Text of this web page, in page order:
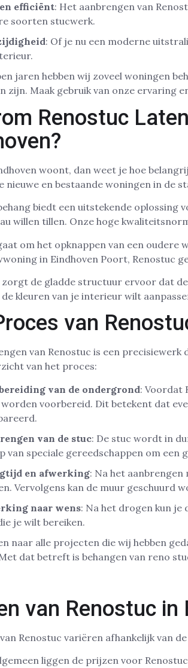
efficiënt: Het aanbrengen van
soorten stucwerk.
: Of je nu een moderne
jaren hebben wij zoveel woningen
zijn. Maak gebruik van onze ervaring
Renostuc
woont, dan weet je hoe
nieuwe en bestaande woningen in de
biedt een uitstekende oplossing
willen tillen. Onze hoge
om het opknappen van een oudere
in Eindhoven Poort, Renostuc
zorgt de gladde structuur ervoor dat
kleuren van je interieur wilt
van
van Renostuc is een
van het proces:
van de ondergrond: Voordat
voorbereid. Dit betekent dat
van de stuc: De stuc wordt in
van speciale gereedschappen om
en afwerking: Na het
Vervolgens kan de muur geschuurd
naar wens: Na het drogen kun je
je wilt bereiken.
naar alle projecten die wij hebben
dat betreft is behangen van reno
van Renostuc in
Renostuc variëren afhankelijk van
liggen de prijzen voor